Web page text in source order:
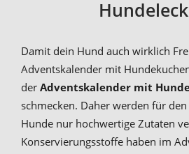
Damit dein Hund auch wirklich
Adventskalender mit
der Adventskalender mit
schmecken. Daher werden für
Hunde nur hochwertige Zutaten
Konservierungsstoffe haben im